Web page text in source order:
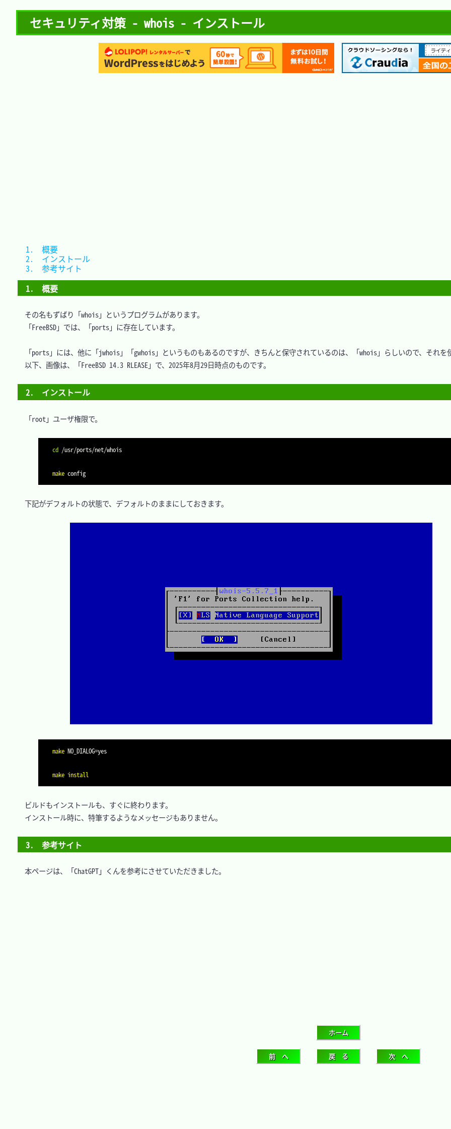
セキュリティ対策 - whois - インストール
1.　概要
その名もずばり「whois」というプログラムがあります。
「FreeBSD」では、「ports」に存在しています。
「ports」には、他に「jwhois」「gwhois」というものもあるのですが、きちんと保守されているのは、「whois」らしいので、それを
以下、画像は、「FreeBSD 14.3 RLEASE」で、2025年8月29日時点のものです。
2.　インストール
「root」ユーザ権限で。
cd /usr/ports/net/whois
make config
下記がデフォルトの状態で、デフォルトのままにしておきます。
make NO_DIALOG= yes
make install
ビルドもインストールも、すぐに終わります。
インストール時に、特筆するようなメッセージもありません。
3.　参考サイト
本ページは、「ChatGPT」くんを参考にさせていただきました。